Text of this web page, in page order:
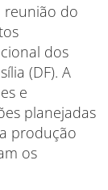
reunião do
dos
(DF). A
e
planejadas
produção
os